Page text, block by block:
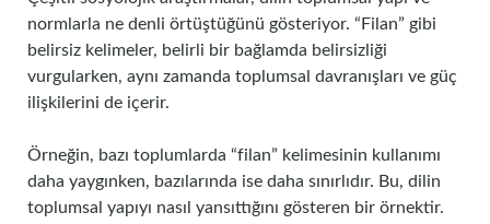
normlarla ne denli örtüştüğünü gösteriyor. “Filan” gibi
belirsiz kelimeler, belirli bir bağlamda belirsizliği
vurgularken, aynı zamanda toplumsal davranışları ve güç
ilişkilerini de içerir.
Örneğin, bazı toplumlarda “filan” kelimesinin kullanımı
daha yaygınken, bazılarında ise daha sınırlıdır. Bu, dilin
toplumsal yapıyı nasıl yansıttığını gösteren bir örnektir.